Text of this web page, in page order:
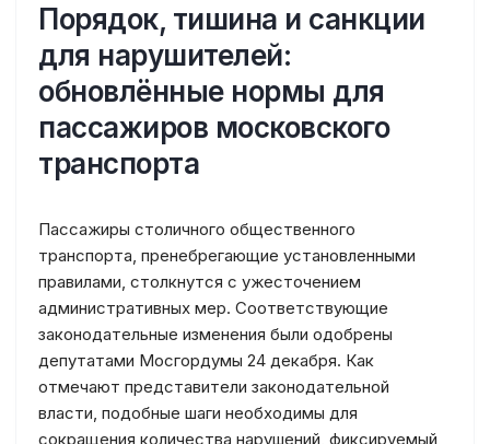
Порядок, тишина и санкции
для нарушителей:
обновлённые нормы для
пассажиров московского
транспорта
Пассажиры столичного общественного
транспорта, пренебрегающие установленными
правилами, столкнутся с ужесточением
административных мер. Соответствующие
законодательные изменения были одобрены
депутатами Мосгордумы 24 декабря. Как
отмечают представители законодательной
власти, подобные шаги необходимы для
сокращения количества нарушений, фиксируемый